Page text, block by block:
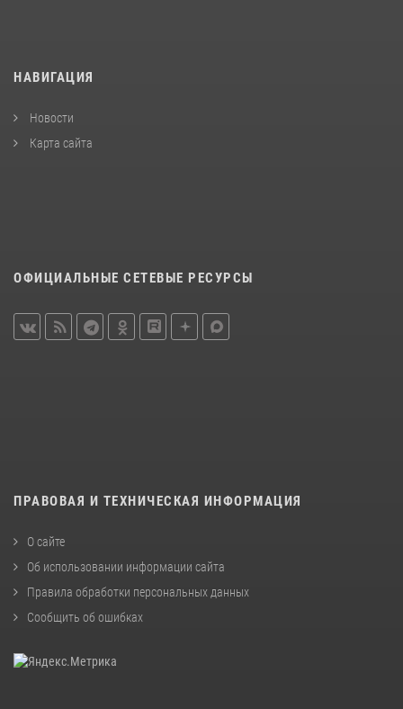
НАВИГАЦИЯ
Новости
Карта сайта
ОФИЦИАЛЬНЫЕ СЕТЕВЫЕ РЕСУРСЫ
ПРАВОВАЯ И ТЕХНИЧЕСКАЯ ИНФОРМАЦИЯ
О сайте
Об использовании информации сайта
Правила обработки персональных данных
Сообщить об ошибках